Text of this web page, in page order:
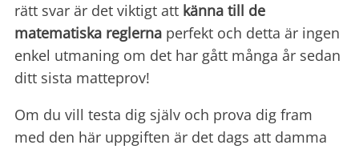
rätt svar är det viktigt att känna till de
matematiska reglerna perfekt och detta är ingen
enkel utmaning om det har gått många år sedan
ditt sista matteprov!
Om du vill testa dig själv och prova dig fram
med den här uppgiften är det dags att damma